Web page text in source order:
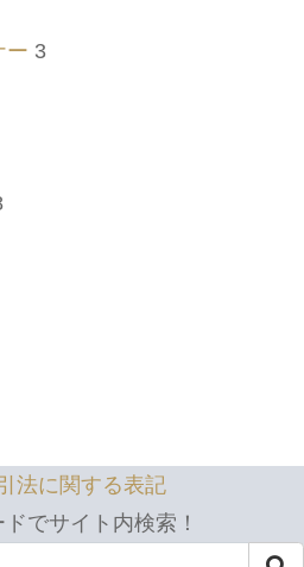
ー 3
法に関する表記
でサイト内検索！